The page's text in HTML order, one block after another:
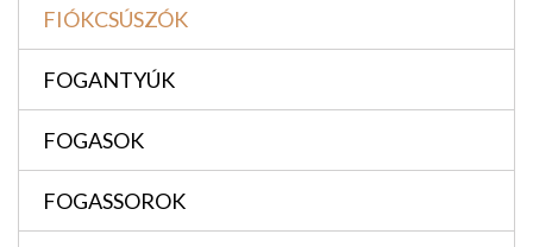
FIÓKCSÚSZÓK
FOGANTYÚK
FOGASOK
FOGASSOROK